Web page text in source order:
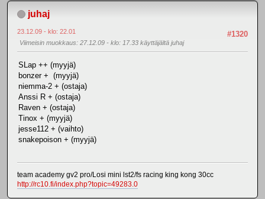
juhaj
#1320
23.12.09 - klo: 22.01
Viimeisin muokkaus: 27.12.09 - klo: 17.33 käyttäjältä juhaj
SLap ++ (myyjä)
bonzer + (myyjä)
niemma-2 + (ostaja)
Anssi R + (ostaja)
Raven + (ostaja)
Tinox + (myyjä)
jesse112 + (vaihto)
snakepoison + (myyjä)
team academy gv2 pro/Losi mini lst2/fs racing king kong 30cc
http://rc10.fi/index.php?topic=49283.0